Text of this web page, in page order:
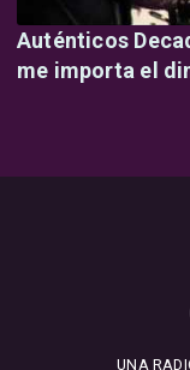
Auténticos
me importa el
UNA